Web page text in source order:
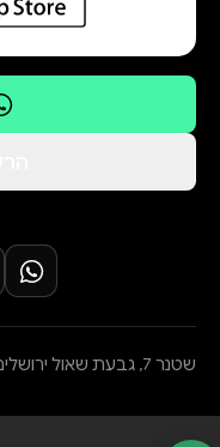
שטנר 7, גבעת שאול ירושלים |